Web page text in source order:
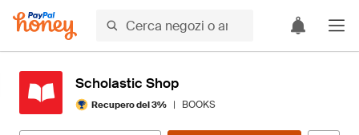
Scholastic Shop
Recupero del 3% | BOOKS